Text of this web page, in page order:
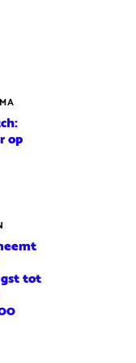
op
tot